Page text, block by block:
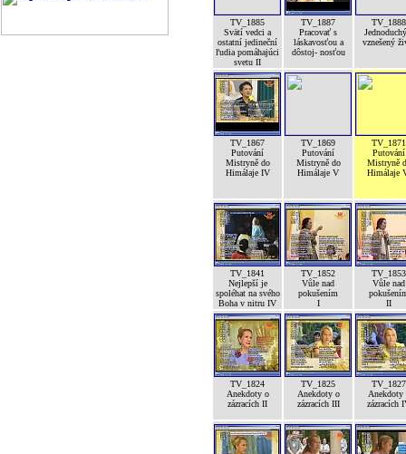
TV_1885
Svätí vedci a
ostatní jedineční
ľudia pomáhajúci
svetu II
TV_1887
Pracovať s
láskavosťou a
dôstoj- nosťou
TV_1888
vznešený
TV_1867
Putování
Mistryně do
Himálaje IV
TV_1869
Putování
Mistryně do
Himálaje V
TV_1871
Putování
Mistryně
Himálaje
TV_1841
Nejlepší je
spoléhat na svého
Boha v nitru IV
TV_1852
Vůle nad
pokušením
I
TV_1853
Vůle nad
II
TV_1824
Anekdoty o
zázracích II
TV_1825
Anekdoty o
zázracích III
TV_1827
Anekdoty
zázracích